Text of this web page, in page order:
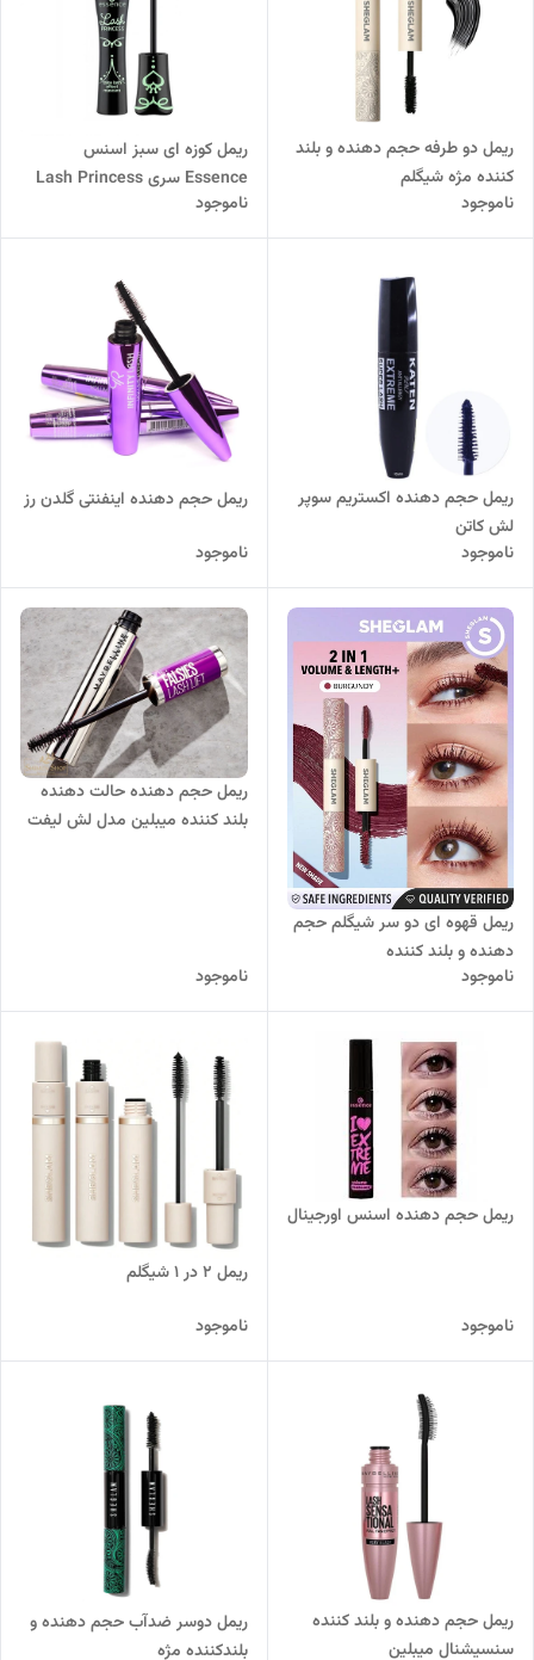
ریمل دو طرفه حجم دهنده و بلند
کننده مژه شیگلم
ناموجود
ریمل کوزه ای سبز اسنس
Essence سری Lash Princess
مژه مصنوعی | بلند کننده
ناموجود
ریمل حجم دهنده اکستریم سوپر
لش کاتن
ناموجود
ریمل حجم دهنده اینفنتی گلدن رز
ناموجود
ریمل قهوه ای دو سر شیگلم حجم
دهنده و بلند کننده
ناموجود
ریمل حجم دهنده حالت دهنده
بلند کننده میبلین مدل لش لیفت
ناموجود
ریمل حجم دهنده اسنس اورجینال
ناموجود
ریمل 2 در 1 شیگلم
ناموجود
ریمل حجم دهنده و بلند کننده
سنسیشنال میبلین
ریمل دوسر ضدآب حجم دهنده و
بلندکننده مژه